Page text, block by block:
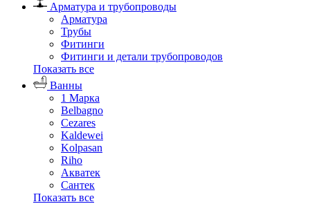
Арматура и трубопроводы
Арматура
Трубы
Фитинги
Фитинги и детали трубопроводов
Показать все
Ванны
1 Марка
Belbagno
Cezares
Kaldewei
Kolpasan
Riho
Акватек
Сантек
Показать все